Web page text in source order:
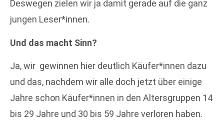
Deswegen zielen wir ja damit gerade auf die ganz
jungen Leser*innen.
Und das macht Sinn?
Ja, wir gewinnen hier deutlich Käufer*innen dazu
und das, nachdem wir alle doch jetzt über einige
Jahre schon Käufer*innen in den Altersgruppen 14
bis 29 Jahre und 30 bis 59 Jahre verloren haben.